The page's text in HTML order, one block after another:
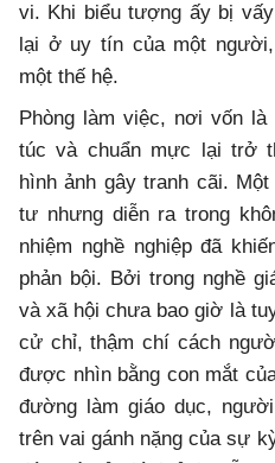
vi. Khi biểu tượng ấy bị
lại ở uy tín của một
một thế hệ.
Phòng làm việc, nơi vốn
túc và chuẩn mực lại trở
hình ảnh gây tranh cãi.
tư nhưng diễn ra trong
nhiệm nghề nghiệp đã
phản bội. Bởi trong nghề
và xã hội chưa bao giờ là
cử chỉ, thậm chí cách
được nhìn bằng con mắt
đường làm giáo dục,
trên vai gánh nặng của sự